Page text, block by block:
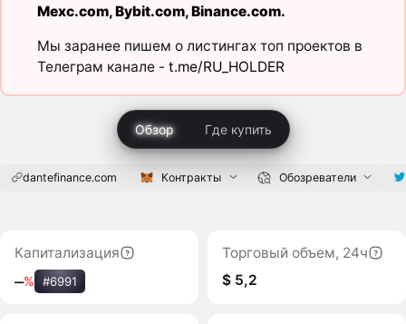
Mexc.com,Bybit.com,Binance.com.
Мы заранее пишем о листингах топ проектов в
Телеграм канале - t.me/RU_HOLDER
Обзор Где купить
dantefinance.com Контракты Обозреватели
Капитализация
‒% #6991
Торговый объем, 24ч
$ 5,2